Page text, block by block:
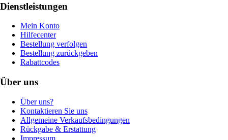
Dienstleistungen
Mein Konto
Hilfecenter
Bestellung verfolgen
Bestellung zurückgeben
Rabattcodes
Über uns
Über uns?
Kontaktieren Sie uns
Allgemeine Verkaufsbedingungen
Rückgabe & Erstattung
Impressum